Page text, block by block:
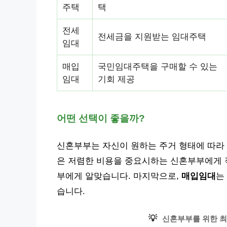
주택 택
전세
임대
전세금을 지원받는 임대주택
매입
임대
국민임대주택을 구매할 수 있는
기회 제공
어떤 선택이 좋을까?
신혼부부는 자신이 원하는 주거 형태에 따
은 저렴한 비용을 중요시하는 신혼부부에게
부에게 알맞습니다. 마지막으로, 매입임대 는
습니다.
💡 신혼부부를 위한